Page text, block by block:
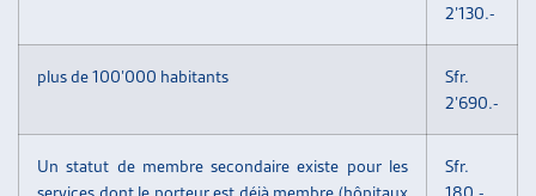
2’130.-
plus de 100’000 habitants
Sfr.
2’690.-
Un statut de membre secondaire existe pour les
Sfr.